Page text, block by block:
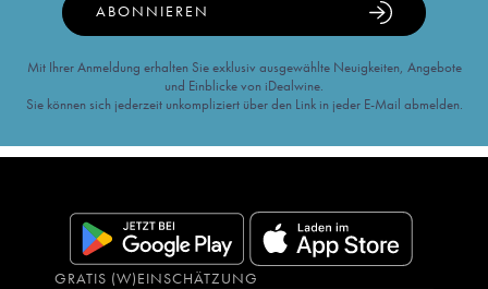
ABONNIEREN
Mit Ihrer Anmeldung erhalten Sie exklusiv ausgewählte Neuigkeiten, Angebote
und Einblicke von iDealwine.
Sie können sich jederzeit unkompliziert über den Link in jeder E-Mail abmelden.
GRATIS (W)EINSCHÄTZUNG